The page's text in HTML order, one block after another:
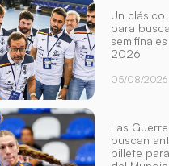
Un clásico
para
2026
05/08/2026
Las
buscan
billete